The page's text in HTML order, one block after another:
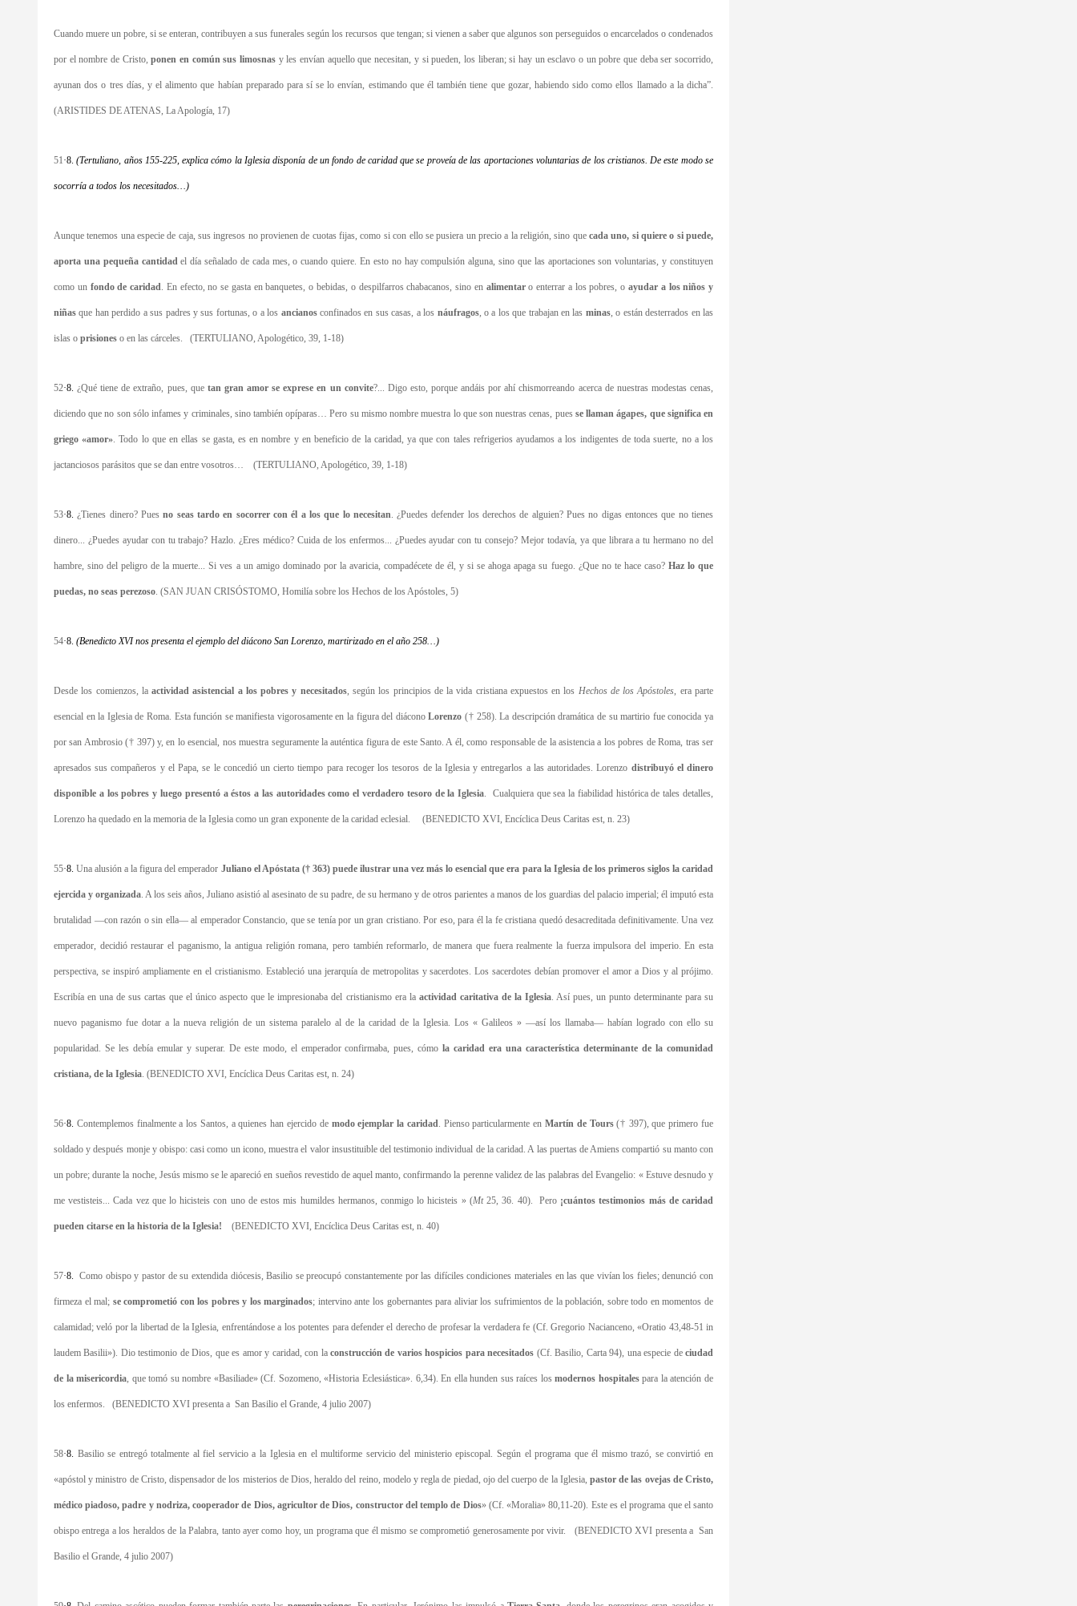
Cuando muere un pobre, si se enteran, contribuyen a sus funerales según los recursos que tengan; si vienen a saber que algunos son perseguidos o encarcelados o condenados
por el nombre de Cristo,ponen en común sus limosnas y les envían aquello que necesitan, y si pueden, los liberan; si hay un esclavo o un pobre que deba ser socorrido,
ayunan dos o tres días, y el alimento que habían preparado para sí se lo envían, estimando que él también tiene que gozar, habiendo sido como ellos llamado a la dicha”.
(ARISTIDES DE ATENAS, La Apología, 17)
51 ·8.(Tertuliano, años 155-225, explica cómo la Iglesia disponía de un fondo de caridad que se proveía de las aportaciones voluntarias de los cristianos. De este modo se
socorría a todos los necesitados…)
Aunque tenemos una especie de caja, sus ingresos no provienen de cuotas fijas, como si con ello se pusiera un precio a la religión, sino que cada uno, si quiere o si puede,
aporta una pequeña cantidad el día señalado de cada mes, o cuando quiere. En esto no hay compulsión alguna, sino que las aportaciones son voluntarias, y constituyen
como un fondo de caridad . En efecto, no se gasta en banquetes, o bebidas, o despilfarros chabacanos, sino en alimentaro enterrar a los pobres, o ayudar a los niños y
niñas que han perdido a sus padres y sus fortunas, o a los ancianosconfinados en sus casas, a los náufragos, o a los que trabajan en las minas, o están desterrados en las
islas o prisiones o en las cárceles. (TERTULIANO, Apologético, 39, 1-18)
52·8. ¿Qué tiene de extraño, pues, que tan gran amor se exprese en un convite?... Digo esto, porque andáis por ahí chismorreando acerca de nuestras modestas cenas,
diciendo que no son sólo infames y criminales, sino también opíparas… Pero su mismo nombre muestra lo que son nuestras cenas, pues se llaman ágapes, que significa en
griego «amor» . Todo lo que en ellas se gasta, es en nombre y en beneficio de la caridad, ya que con tales refrigerios ayudamos a los indigentes de toda suerte, no a los
jactanciosos parásitos que se dan entre vosotros… (TERTULIANO, Apologético, 39, 1-18)
53·8. ¿Tienes dinero? Puesno seas tardo en socorrer con él a los que lo necesitan . ¿Puedes defender los derechos de alguien? Pues no digas entonces que no tienes
dinero... ¿Puedes ayudar con tu trabajo? Hazlo. ¿Eres médico? Cuida de los enfermos... ¿Puedes ayudar con tu consejo? Mejor todavía, ya que librara a tu hermano no del
hambre, sino del peligro de la muerte... Si ves a un amigo dominado por la avaricia, compadécete de él, y si se ahoga apaga su fuego. ¿Que no te hace caso? Haz lo que
puedas, no seas perezoso . (SAN JUAN CRISÓSTOMO, Homilía sobre los Hechos de los Apóstoles, 5)
54·8. (Benedicto XVI nos presenta el ejemplo del diácono San Lorenzo, martirizado en el año 258…)
Desde los comienzos, laactividad asistencial a los pobres y necesitados, según los principios de la vida cristiana expuestos en los Hechos de los Apóstoles , era parte
esencial en la Iglesia de Roma. Esta función se manifiesta vigorosamente en la figura del diáconoLorenzo († 258). La descripción dramática de su martirio fue conocida ya
por san Ambrosio († 397) y, en lo esencial, nos muestra seguramente la auténtica figura de este Santo. A él, como responsable de la asistencia a los pobres de Roma, tras ser
apresados sus compañeros y el Papa, se le concedió un cierto tiempo para recoger los tesoros de la Iglesia y entregarlos a las autoridades. Lorenzo distribuyó el dinero
disponible a los pobres y luego presentó a éstos a las autoridades como el verdadero tesoro de la Iglesia . Cualquiera que sea la fiabilidad histórica de tales detalles,
Lorenzo ha quedado en la memoria de la Iglesia como un gran exponente de la caridad eclesial. (BENEDICTO XVI, Encíclica Deus Caritas est, n. 23)
55·8.Una alusión a la figura del emperador Juliano el Apóstata († 363) puede ilustrar una vez más lo esencial que era para la Iglesia de los primeros siglos la caridad
ejercida y organizada . A los seis años, Juliano asistió al asesinato de su padre, de su hermano y de otros parientes a manos de los guardias del palacio imperial; él imputó esta
brutalidad —con razón o sin ella— al emperador Constancio, que se tenía por un gran cristiano. Por eso, para él la fe cristiana quedó desacreditada definitivamente. Una vez
emperador, decidió restaurar el paganismo, la antigua religión romana, pero también reformarlo, de manera que fuera realmente la fuerza impulsora del imperio. En esta
perspectiva, se inspiró ampliamente en el cristianismo. Estableció una jerarquía de metropolitas y sacerdotes. Los sacerdotes debían promover el amor a Dios y al prójimo.
Escribía en una de sus cartas que el único aspecto que le impresionaba del cristianismo era la actividad caritativa de la Iglesia. Así pues, un punto determinante para su
nuevo paganismo fue dotar a la nueva religión de un sistema paralelo al de la caridad de la Iglesia. Los « Galileos » —así los llamaba— habían logrado con ello su
popularidad. Se les debía emular y superar. De este modo, el emperador confirmaba, pues, cómola caridad era una característica determinante de la comunidad
cristiana, de la Iglesia . (BENEDICTO XVI, Encíclica Deus Caritas est, n. 24)
56·8. Contemplemos finalmente a los Santos, a quienes han ejercido de modo ejemplar la caridad . Pienso particularmente enMartín de Tours(† 397), que primero fue
soldado y después monje y obispo: casi como un icono, muestra el valor insustituible del testimonio individual de la caridad. A las puertas de Amiens compartió su manto con
un pobre; durante la noche, Jesús mismo se le apareció en sueños revestido de aquel manto, confirmando la perenne validez de las palabras del Evangelio: « Estuve desnudo y
me vestisteis... Cada vez que lo hicisteis con uno de estos mis humildes hermanos, conmigo lo hicisteis » (Mt25, 36. 40). Pero ¡cuántos testimonios más de caridad
pueden citarse en la historia de la Iglesia! (BENEDICTO XVI, Encíclica Deus Caritas est, n. 40)
57·8.Como obispo y pastor de su extendida diócesis, Basilio se preocupó constantemente por las difíciles condiciones materiales en las que vivían los fieles; denunció con
firmeza el mal; se comprometió con los pobres y los marginados; intervino ante los gobernantes para aliviar los sufrimientos de la población, sobre todo en momentos de
calamidad; veló por la libertad de la Iglesia, enfrentándose a los potentes para defender el derecho de profesar la verdadera fe (Cf. Gregorio Nacianceno, «Oratio 43,48-51 in
laudem Basilii»). Dio testimonio de Dios, que es amor y caridad, con la construcción de varios hospicios para necesitados (Cf. Basilio, Carta 94), una especie deciudad
de la misericordia , que tomó su nombre «Basiliade» (Cf. Sozomeno, «Historia Eclesiástica». 6,34). En ella hunden sus raíces losmodernos hospitalespara la atención de
los enfermos. (BENEDICTO XVI presenta a San Basilio el Grande, 4 julio 2007)
58·8. Basilio se entregó totalmente al fiel servicio a la Iglesia en el multiforme servicio del ministerio episcopal. Según el programa que él mismo trazó, se convirtió en
«apóstol y ministro de Cristo, dispensador de los misterios de Dios, heraldo del reino, modelo y regla de piedad, ojo del cuerpo de la Iglesia, pastor de las ovejas de Cristo,
médico piadoso, padre y nodriza, cooperador de Dios, agricultor de Dios, constructor del templo de Dios» (Cf. «Moralia» 80,11-20). Este es el programa que el santo
obispo entrega a los heraldos de la Palabra, tanto ayer como hoy, un programa que él mismo se comprometió generosamente por vivir. (BENEDICTO XVI presenta a San
Basilio el Grande, 4 julio 2007)